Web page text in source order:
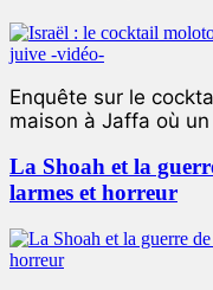
Enquête sur le
maison à Jaffa où
La Shoah et la
larmes et horreur